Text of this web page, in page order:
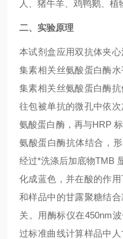
人、 猪牛羊、鸡鸭鹅 、
二、 实验原理
本试剂盒应用双抗体夹
集素相关丝氨酸蛋白酶
集素相关丝氨酸蛋白酶抗
往包被单抗的微孔中依次
氨酸蛋白酶，再与HRP
氨酸蛋白酶抗体结合，
经过*洗涤后加底物TMB
化成蓝色，并在酸的作
和样品中的甘露聚糖结
关。用酶标仪在450nm
过标准曲线计算样品中